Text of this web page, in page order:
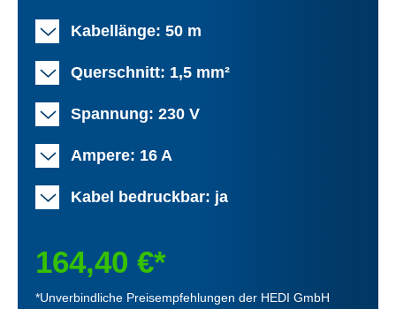
Kabellänge: 50 m
Querschnitt: 1,5 mm²
Spannung: 230 V
Ampere: 16 A
Kabel bedruckbar: ja
164,40 €*
*Unverbindliche Preisempfehlungen der HEDI GmbH